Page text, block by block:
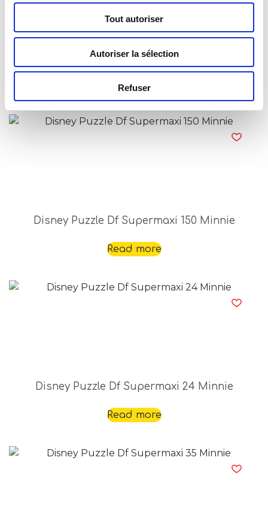
Tout autoriser
Autoriser la sélection
Refuser
Disney Puzzle Df Supermaxi 108 Minnie
Read more
Disney Puzzle Df Supermaxi 150 Minnie
Read more
Disney Puzzle Df Supermaxi 24 Minnie
Read more